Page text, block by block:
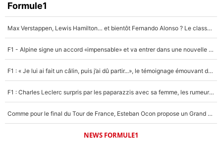
Formule1
Max Verstappen, Lewis Hamilton… et bientôt Fernando Alonso ? Le classement des pilotes les mieux payés en Formule 1 risque de changer !
F1 - Alpine signe un accord «impensable» et va entrer dans une nouvelle dimension : Grande nouvelle pour Pierre Gasly !
F1 : « Je lui ai fait un câlin, puis j’ai dû partir...», le témoignage émouvant de Max Verstappen sur sa fille
F1 : Charles Leclerc surpris par les paparazzis avec sa femme, les rumeurs étaient vraies !
Comme pour le final du Tour de France, Esteban Ocon propose un Grand Prix de Formule 1 à Paris : «Autour de l’Arc de Triomphe, ce serait génial» !
NEWS FORMULE1